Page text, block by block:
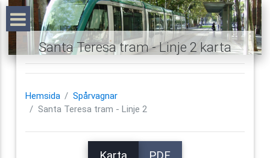
Santa Teresa tram - Linje 2 karta
Hemsida
Spårvagnar
Santa Teresa tram - Linje 2